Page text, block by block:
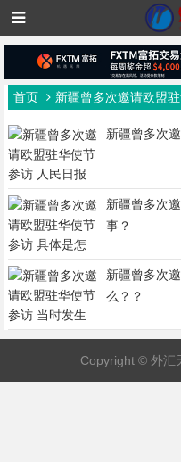
首页 新疆曾多次邀请欧盟
新疆曾多次
新疆曾多次
事？
新疆曾多次
么？？
Copyright © 外汇